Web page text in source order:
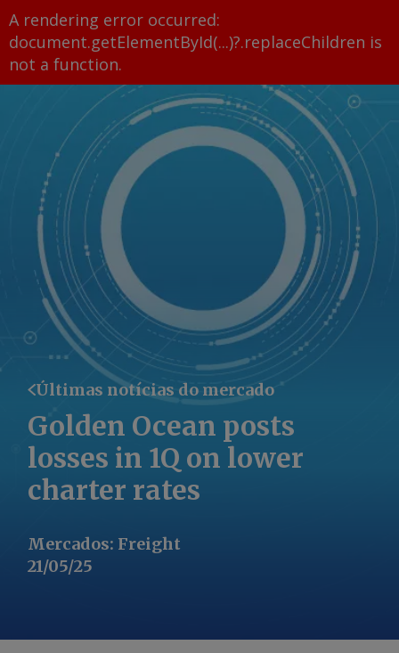
A rendering error occurred:
document.getElementById(...)?.replaceChildren is
not a function.
Últimas notícias do mercado
Golden Ocean posts
losses in 1Q on lower
charter rates
Mercados: Freight
21/05/25